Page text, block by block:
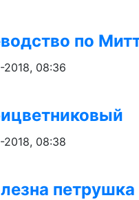
по
2018, 08:36
2018, 08:38
петрушка